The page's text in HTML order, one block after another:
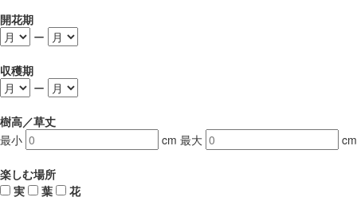
開花期
ー
収穫期
ー
樹高／草丈
最小
cm 最大 cm
楽しむ場所
実
葉 花